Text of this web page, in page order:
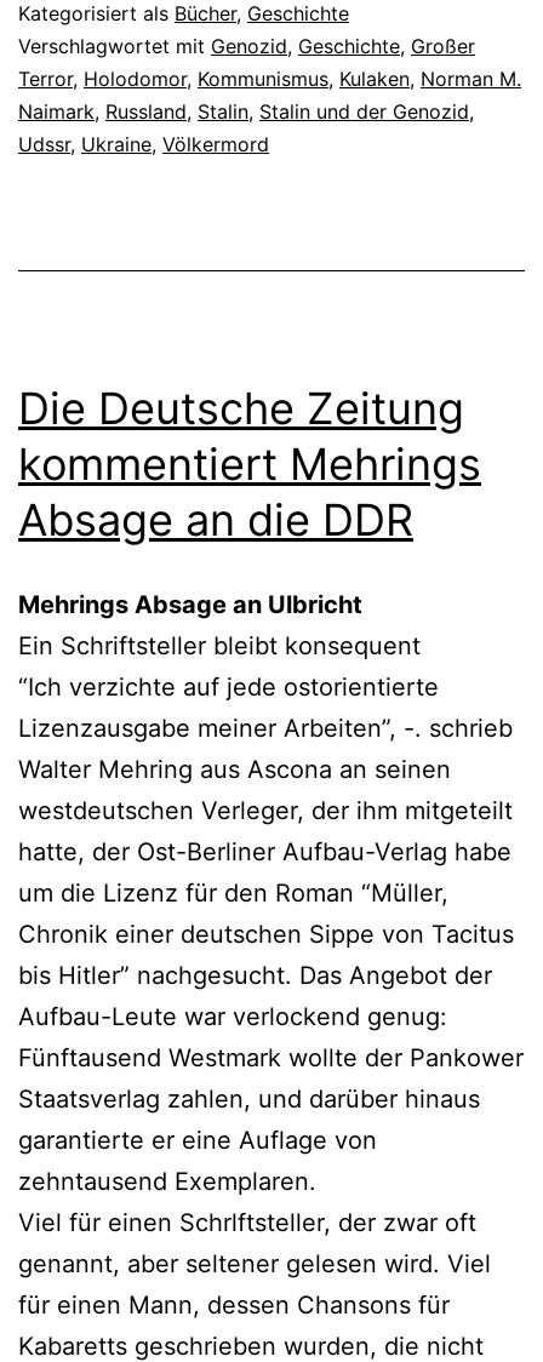
Kategorisiert als Bücher, Geschichte
Verschlagwortet mit Genozid, Geschichte, Großer
Terror, Holodomor, Kommunismus, Kulaken, Norman M.
Naimark, Russland, Stalin, Stalin und der Genozid,
Udssr, Ukraine, Völkermord
Die Deutsche Zeitung
kommentiert Mehrings
Absage an die DDR
Mehrings Absage an Ulbricht
Ein Schriftsteller bleibt konsequent
“Ich verzichte auf jede ostorientierte
Lizenzausgabe meiner Arbeiten”, -. schrieb
Walter Mehring aus Ascona an seinen
westdeutschen Verleger, der ihm mitgeteilt
hatte, der Ost-Berliner Aufbau-Verlag habe
um die Lizenz für den Roman “Müller,
Chronik einer deutschen Sippe von Tacitus
bis Hitler” nachgesucht. Das Angebot der
Aufbau-Leute war verlockend genug:
Fünftausend Westmark wollte der Pankower
Staatsverlag zahlen, und darüber hinaus
garantierte er eine Auflage von
zehntausend Exemplaren.
Viel für einen Schrlftsteller, der zwar oft
genannt, aber seltener gelesen wird. Viel
für einen Mann, dessen Chansons für
Kabaretts geschrieben wurden, die nicht